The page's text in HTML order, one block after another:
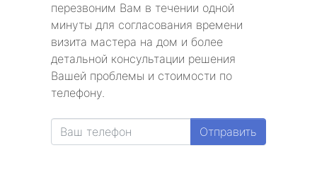
перезвоним Вам в течении одной
минуты для согласования времени
визита мастера на дом и более
детальной консультации решения
Вашей проблемы и стоимости по
телефону.
Отправить